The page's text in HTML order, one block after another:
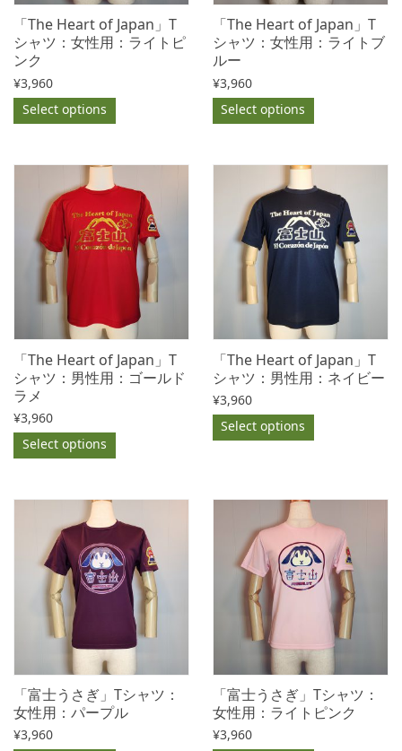
「The Heart of Japan」T
シャツ：女性用：ライトピ
ンク
¥3,960
Select options
「The Heart of Japan」T
シャツ：女性用：ライトブ
ルー
¥3,960
Select options
「The Heart of Japan」T
シャツ：男性用：ゴールド
ラメ
¥3,960
Select options
「The Heart of Japan」T
シャツ：男性用：ネイビー
¥3,960
Select options
「富士うさぎ」Tシャツ：
女性用：パープル
¥3,960
「富士うさぎ」Tシャツ：
女性用：ライトピンク
¥3,960